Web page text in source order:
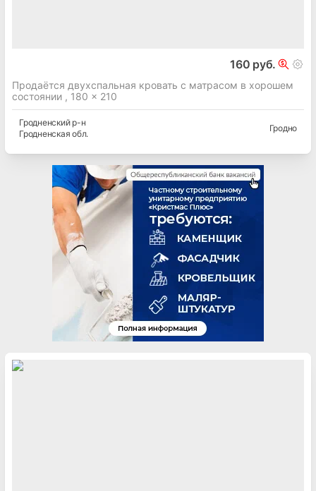
160 руб.
Продаётся двухспальная кровать с матрасом в хорошем
состоянии , 180 × 210
Гродненскийр-н
Гродненская обл.
Гродно